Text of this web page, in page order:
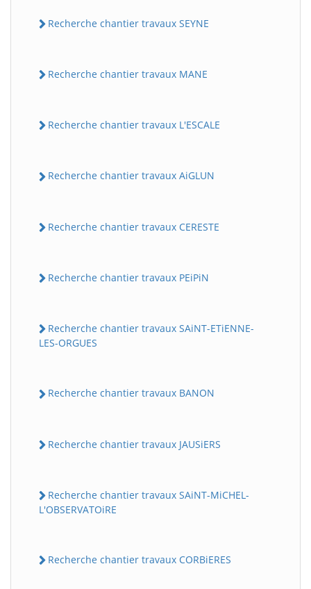
Recherche chantier travaux SEYNE
Recherche chantier travaux MANE
Recherche chantier travaux L'ESCALE
Recherche chantier travaux AiGLUN
Recherche chantier travaux CERESTE
Recherche chantier travaux PEiPiN
Recherche chantier travaux SAiNT-ETiENNE-
LES-ORGUES
Recherche chantier travaux BANON
Recherche chantier travaux JAUSiERS
Recherche chantier travaux SAiNT-MiCHEL-
L'OBSERVATOiRE
Recherche chantier travaux CORBiERES